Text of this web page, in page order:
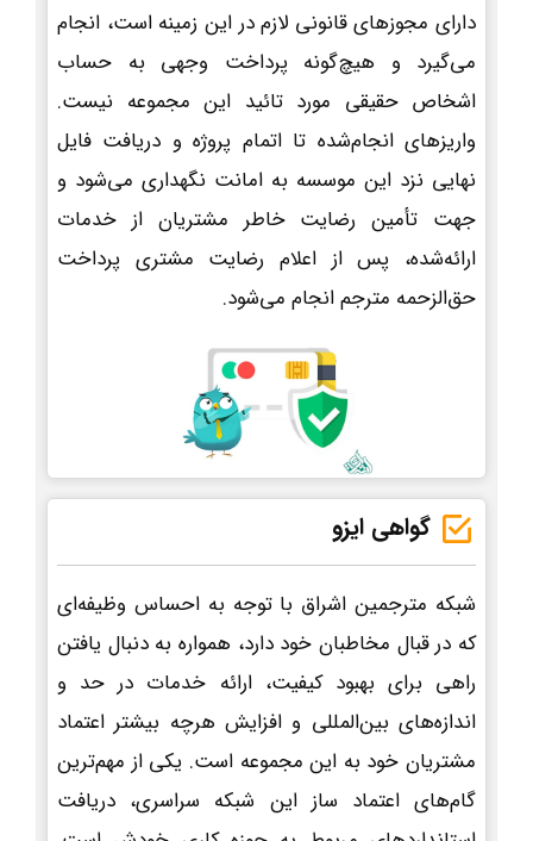
دارای مجوزهای قانونی لازم در این زمینه است، انجام
می‌گیرد و هیچ‌گونه پرداخت وجهی به حساب
اشخاص حقیقی مورد تائید این مجموعه نیست.
واریزهای انجام‌شده تا اتمام پروژه و دریافت فایل
نهایی نزد این موسسه به امانت نگهداری می‌شود و
جهت تأمین رضایت خاطر مشتریان از خدمات
ارائه‌شده، پس از اعلام رضایت مشتری پرداخت
حق‌الزحمه مترجم انجام می‌شود.
گواهی ایزو
شبکه مترجمین اشراق با توجه به احساس وظیفه‌ای
که در قبال مخاطبان خود دارد، همواره به دنبال یافتن
راهی برای بهبود کیفیت، ارائه خدمات در حد و
اندازه‌های بین‌المللی و افزایش هرچه بیشتر اعتماد
مشتریان خود به این مجموعه است. یکی از مهم‌ترین
گام‌های اعتماد ساز این شبکه سراسری، دریافت